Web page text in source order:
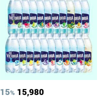
15% 15,980